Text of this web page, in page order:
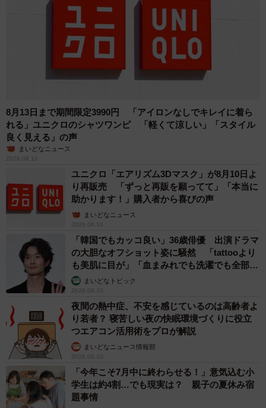
8月13日まで期間限定3990円 「アイロンなしでキレイに着ら
れる」ユニクロのシャツワンピ 「軽くて涼しい」「スタイル
良く見える」の声
まいどなニュース
2026.08.10
ユニクロ「エアリズム3Dマスク」が8月10日よ
り再販売 「ずっと再販を願ってて」「本当に
助かります！」購入者から喜びの声
まいどなニュース
2026.08.10
「韓国でもカッコ良い」36歳俳優 出演ドラマ
の大胆なオフショット姿に騒然 「tattooより
も美肌に目が」「血まみれでも洗濯でも全部か
っこいい」
まいどなトピック
2026.08.10
夜間の熱中症、不安を感じているのは高齢者よ
り若者？ 寝苦しい夜の快眠環境づくりに役立
つエアコン活用術をプロが解説
まいどなニュース情報部
2026.08.10
「今年こそ7月中に終わらせる！」意気込む小
学生は約4割…でも現実は？ 親子の夏休み宿
題事情